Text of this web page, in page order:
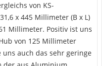
von KS-
x 445 Millimeter (B x L)
Millimeter. Positiv ist uns
von 125 Millimeter
auch das sehr geringe